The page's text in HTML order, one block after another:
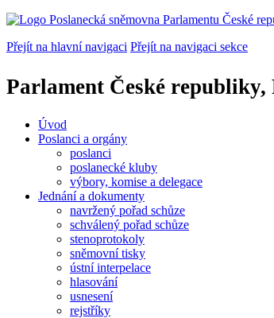
Přejít na hlavní navigaci Přejít na navigaci sekce
Parlament České republiky,
Úvod
Poslanci a orgány
poslanci
poslanecké kluby
výbory, komise a delegace
Jednání a dokumenty
navržený pořad schůze
schválený pořad schůze
stenoprotokoly
sněmovní tisky
ústní interpelace
hlasování
usnesení
rejstříky